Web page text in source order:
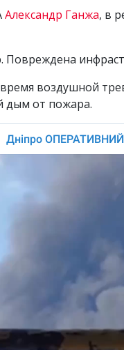
Александр Ганжа, в
Повреждена
воздушной
дым от пожара.